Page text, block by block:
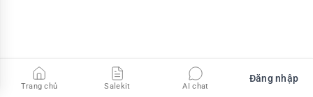
Trang chủ Salekit AI chat
Đăng nhập